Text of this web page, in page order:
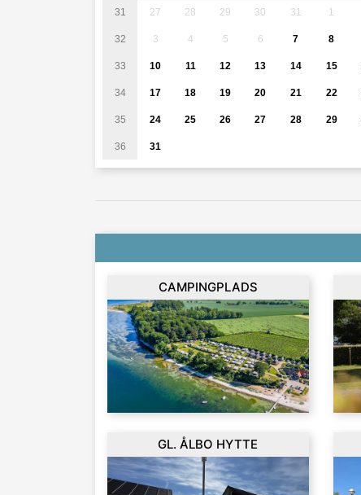
31 27 28 29 30 31 1
32 3 4 5 6 7 8
33 10 11 12 13 14 15
34 17 18 19 20 21 22
35 24 25 26 27 28 29
36 31
CAMPINGPLADS
GL. ÅLBO HYTTE